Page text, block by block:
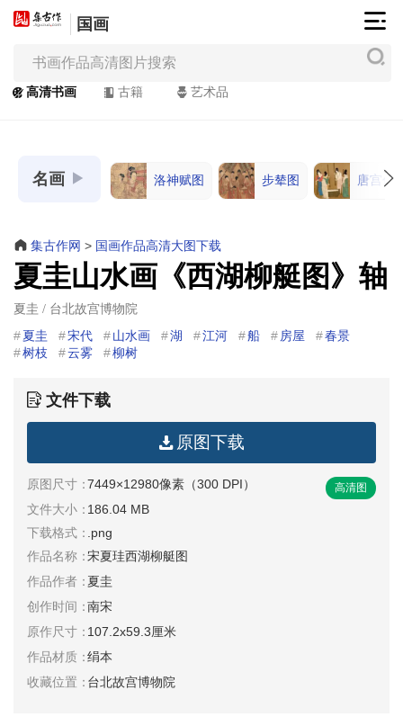
国画
高清书画 古籍 艺术品
名画 洛神赋图 步辇图 唐宫仕
集古作网 > 国画作品高清大图下载
夏圭山水画《西湖柳艇图》轴
夏圭 / 台北故宫博物院
夏圭 宋代 山水画 湖 江河 船 房屋
春景
树枝
云雾 柳树
文件下载
原图下载
原图尺寸：7449×12980像素（300 DPI） 高清图
文件大小：186.04 MB
下载格式： .png
作品名称：宋夏珪西湖柳艇图
作品作者：夏圭
创作时间：南宋
原作尺寸：107.2x59.3厘米
作品材质：绢本
收藏位置：台北故宫博物院
古
作
网
书
画
/
Painting
&
Calligraphy
高
清
书
法
家
高
清
国
画
|
国